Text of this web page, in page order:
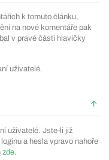
k tomuto článku,
na nové komentáře pak
v pravé části hlavičky
uživatelé.
uživatelé. Jste-li již
a hesla vpravo nahoře
zde.